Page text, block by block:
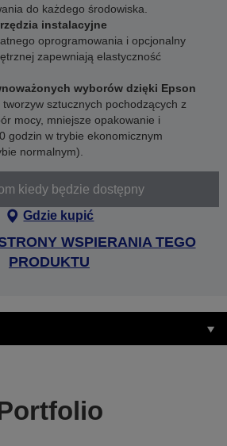
do każdego środowiska.
instalacyjne
oprogramowania i opcjonalny
zapewniają elastyczność
wyborów dzięki Epson
sztucznych pochodzących z
mocy, mniejsze opakowanie i
godzin w trybie ekonomicznym
normalnym).
kiedy będzie dostępny
Gdzie kupić
WSPIERANIA TEGO
PRODUKTU